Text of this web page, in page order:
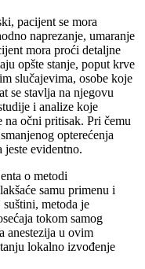
pacijent se mora
naprezanje, umaranje
mora proći detaljne
opšte stanje, poput krve
slučajevima, osobe koje
se stavlja na njegovu
i analize koje
očni pritisak. Pri čemu
opterećenja
jeste evidentno.
o metodi
samu primenu i
metoda je
tokom samog
anestezija u ovim
lokalno izvođenje